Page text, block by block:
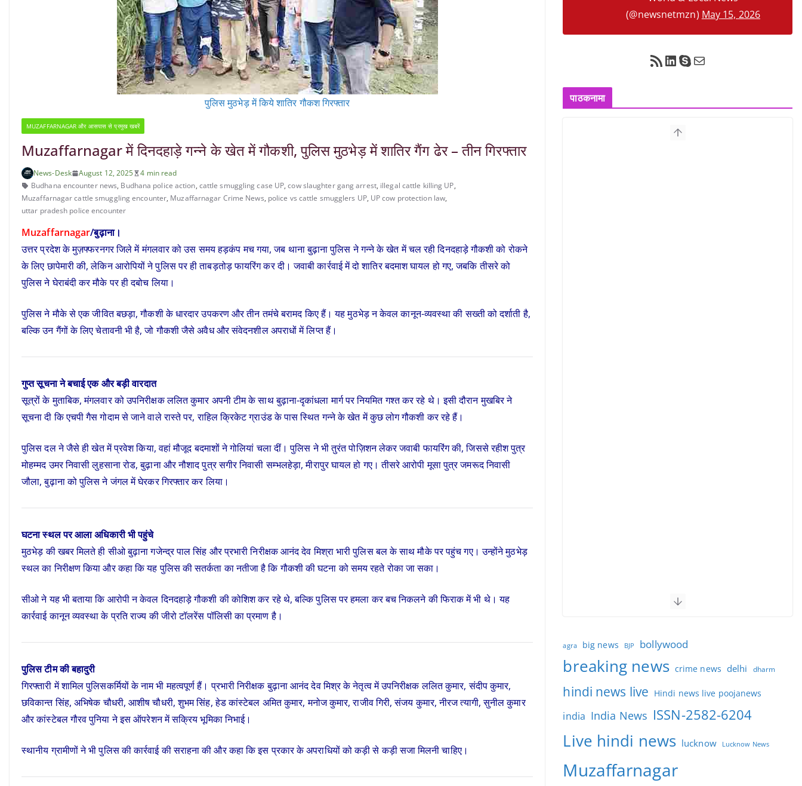
पुलिस मुठभेड़ में किये शातिर गौकश गिरफ्तार
MUZAFFARNAGAR और आसपास से प्रमुख खबरें
Muzaffarnagar में दिनदहाड़े गन्ने के खेत में गौकशी, पुलिस मुठभेड़ में शातिर गैंग ढेर – तीन गिरफ्तार
News-Desk August 12, 2025
4 min read
Budhana encounter news, Budhana police action, cattle smuggling case UP,cow slaughter gang arrest, illegal cattle killing UP,
Muzaffarnagar cattle smuggling encounter, Muzaffarnagar Crime News, police vs cattle smugglers UP, UP cow protection law,
uttar pradesh police encounter
Muzaffarnagar/बुढ़ाना।
उत्तर प्रदेश के मुज़फ्फरनगर जिले में मंगलवार को उस समय हड़कंप मच गया, जब थाना बुढ़ाना पुलिस ने गन्ने के खेत में चल रही दिनदहाड़े गौकशी को रोकने
के लिए छापेमारी की, लेकिन आरोपियों ने पुलिस पर ही ताबड़तोड़ फायरिंग कर दी। जवाबी कार्रवाई में दो शातिर बदमाश घायल हो गए, जबकि तीसरे को
पुलिस ने घेराबंदी कर मौके पर ही दबोच लिया।
पुलिस ने मौके से एक जीवित बछड़ा, गौकशी के धारदार उपकरण और तीन तमंचे बरामद किए हैं। यह मुठभेड़ न केवल कानून-व्यवस्था की सख्ती को दर्शाती है,
बल्कि उन गैंगों के लिए चेतावनी भी है, जो गौकशी जैसे अवैध और संवेदनशील अपराधों में लिप्त हैं।
गुप्त सूचना ने बचाई एक और बड़ी वारदात
सूत्रों के मुताबिक, मंगलवार को उपनिरीक्षक ललित कुमार अपनी टीम के साथ बुढ़ाना-दृकांधला मार्ग पर नियमित गश्त कर रहे थे। इसी दौरान मुखबिर ने
सूचना दी कि एचपी गैस गोदाम से जाने वाले रास्ते पर, राहिल क्रिकेट ग्राउंड के पास स्थित गन्ने के खेत में कुछ लोग गौकशी कर रहे हैं।
पुलिस दल ने जैसे ही खेत में प्रवेश किया, वहां मौजूद बदमाशों ने गोलियां चला दीं। पुलिस ने भी तुरंत पोज़िशन लेकर जवाबी फायरिंग की, जिससे रहीश पुत्र
मोहम्मद उमर निवासी लुहसाना रोड, बुढ़ाना और नौशाद पुत्र सगीर निवासी सम्भलहेड़ा, मीरापुर घायल हो गए। तीसरे आरोपी मूसा पुत्र जमरूद निवासी
जौला, बुढ़ाना को पुलिस ने जंगल में घेरकर गिरफ्तार कर लिया।
घटना स्थल पर आला अधिकारी भी पहुंचे
मुठभेड़ की खबर मिलते ही सीओ बुढ़ाना गजेन्द्र पाल सिंह और प्रभारी निरीक्षक आनंद देव मिश्रा भारी पुलिस बल के साथ मौके पर पहुंच गए। उन्होंने मुठभेड़
स्थल का निरीक्षण किया और कहा कि यह पुलिस की सतर्कता का नतीजा है कि गौकशी की घटना को समय रहते रोका जा सका।
सीओ ने यह भी बताया कि आरोपी न केवल दिनदहाड़े गौकशी की कोशिश कर रहे थे, बल्कि पुलिस पर हमला कर बच निकलने की फिराक में भी थे। यह
कार्रवाई कानून व्यवस्था के प्रति राज्य की जीरो टॉलरेंस पॉलिसी का प्रमाण है।
पुलिस टीम की बहादुरी
गिरफ्तारी में शामिल पुलिसकर्मियों के नाम भी महत्वपूर्ण हैं। प्रभारी निरीक्षक बुढ़ाना आनंद देव मिश्र के नेतृत्व में उपनिरीक्षक ललित कुमार, संदीप कुमार,
छविकान्त सिंह, अभिषेक चौधरी, आशीष चौधरी, शुभम सिंह, हेड कांस्टेबल अमित कुमार, मनोज कुमार, राजीव गिरी, संजय कुमार, नीरज त्यागी, सुनील कुमार
और कांस्टेबल गौरव पुनिया ने इस ऑपरेशन में सक्रिय भूमिका निभाई।
स्थानीय ग्रामीणों ने भी पुलिस की कार्रवाई की सराहना की और कहा कि इस प्रकार के अपराधियों को कड़ी से कड़ी सजा मिलनी चाहिए।
(@newsnetmzn) May 15, 2026
RSS Feed LinkedIn Skype Mail
पाठकनामा
agra big news BJP bollywood
breaking news crime news delhi dharm
hindi news live Hindi news live poojanews
india India News ISSN-2582-6204
Live hindi news lucknow Lucknow News
Muzaffarnagar